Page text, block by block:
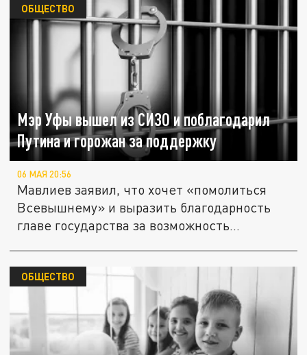
Мэр Уфы вышел из СИЗО и поблагодарил
Путина и горожан за поддержку
ОБЩЕСТВО
06 МАЯ 20:56
Мавлиев заявил, что хочет «помолиться
Всевышнему» и выразить благодарность
главе государства за возможность...
ОБЩЕСТВО